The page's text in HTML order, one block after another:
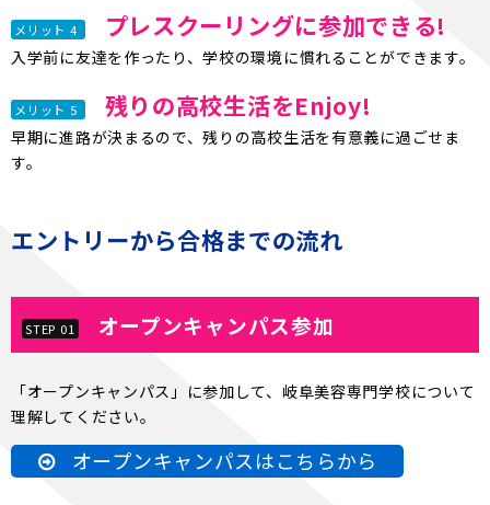
メリット 4 プレスクーリングに参加できる!
入学前に友達を作ったり、学校の環境に慣れることができます。
メリット 5 残りの高校生活をEnjoy!
早期に進路が決まるので、残りの高校生活を有意義に過ごせま
す。
エントリーから合格までの流れ
STEP 01 オープンキャンパス参加
「オープンキャンパス」に参加して、岐阜美容専門学校について
理解してください。
オープンキャンパスはこちらから